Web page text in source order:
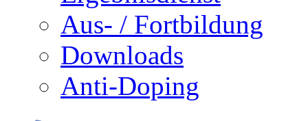
Aus- / Fortbildung
Downloads
Anti-Doping